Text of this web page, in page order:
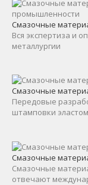
Смазочные
Вся экспертиза и
металлургии
Смазочные
Передовые
штамповки
Смазочные
Смазочные
отвечают